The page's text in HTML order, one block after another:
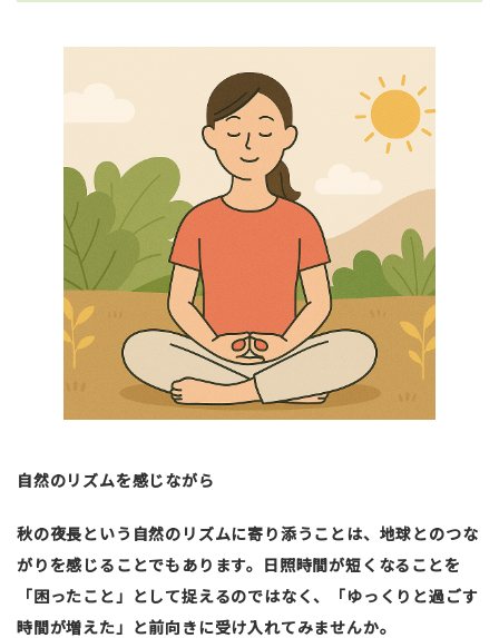
自然のリズムを感じながら
秋の夜長という自然のリズムに寄り添うことは、地球とのつな
がりを感じることでもあります。日照時間が短くなることを
「困ったこと」として捉えるのではなく、「ゆっくりと過ごす
時間が増えた」と前向きに受け入れてみませんか。